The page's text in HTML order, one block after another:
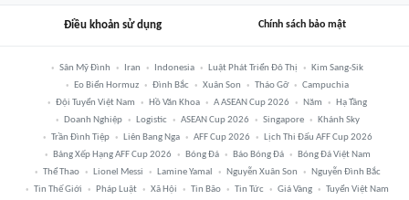
Điều khoản sử dụng Chính sách bảo mật
Sân Mỹ Đình Iran Indonesia Luật Phát Triển Đô Thị
Kim Sang-Sik
Eo Biển Hormuz
Đình Bắc Xuân Son Tháo Gỡ
Campuchia
Đội Tuyển Việt Nam
Hồ Văn Khoa A ASEAN Cup 2026 Năm
Hạ Tầng
Doanh Nghiệp
Logistic ASEAN Cup 2026 Singapore
Khánh Sky
Trần Đình Tiệp
Liên Bang Nga AFF Cup 2026
Lịch Thi Đấu AFF Cup 2026
Bảng Xếp Hạng AFF Cup 2026
Bóng Đá Báo Bóng Đá
Bóng Đá Việt Nam
Thể Thao
Lionel Messi Lamine Yamal Nguyễn Xuân Son
Nguyễn Đình Bắc
Tin Thế Giới
Pháp Luật Xã Hội Tin Bão Tin Tức Giá Vàng Tuyển Việt Nam